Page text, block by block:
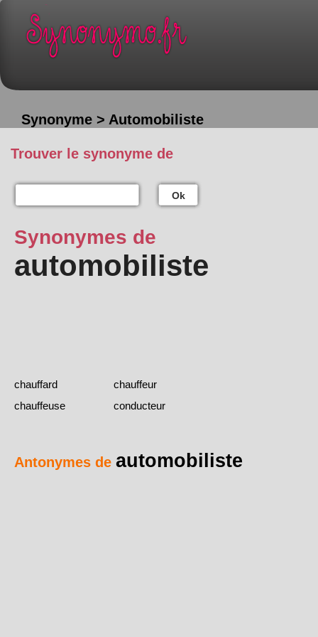
Synonyme > Automobiliste
Trouver le synonyme de
Ok
Synonymes de
automobiliste
chauffard
chauffeur
chauffeuse
conducteur
Antonymes de automobiliste